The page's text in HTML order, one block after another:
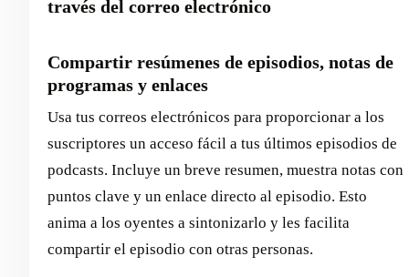
través del correo electrónico
Compartir resúmenes de episodios, notas de
programas y enlaces
Usa tus correos electrónicos para proporcionar a los
suscriptores un acceso fácil a tus últimos episodios de
podcasts. Incluye un breve resumen, muestra notas con
puntos clave y un enlace directo al episodio. Esto
anima a los oyentes a sintonizarlo y les facilita
compartir el episodio con otras personas.